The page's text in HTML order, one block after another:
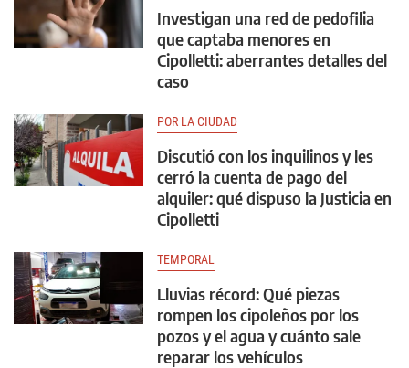
Investigan una red de pedofilia
que captaba menores en
Cipolletti: aberrantes detalles del
caso
POR LA CIUDAD
Discutió con los inquilinos y les
cerró la cuenta de pago del
alquiler: qué dispuso la Justicia en
Cipolletti
TEMPORAL
Lluvias récord: Qué piezas
rompen los cipoleños por los
pozos y el agua y cuánto sale
reparar los vehículos